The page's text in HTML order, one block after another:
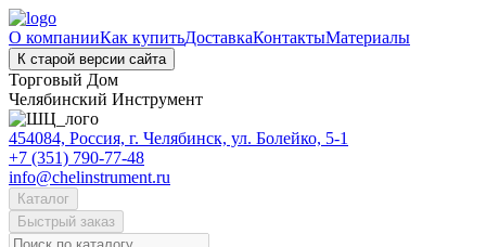
О компанииКак купитьДоставкаКонтактыМатериалы
К старой версии сайта
Торговый Дом
Челябинский Инструмент
454084, Россия, г. Челябинск, ул. Болейко, 5-1
+7 (351) 790-77-48
info@chelinstrument.ru
Каталог
Быстрый заказ